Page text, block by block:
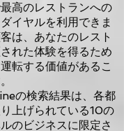
高のレストランへの
イヤルを利用できま
は、あなたのレスト
れた体験を得るため
転する価値があるこ
の検索結果は、各都
上げられている10の
のビジネスに限定さ